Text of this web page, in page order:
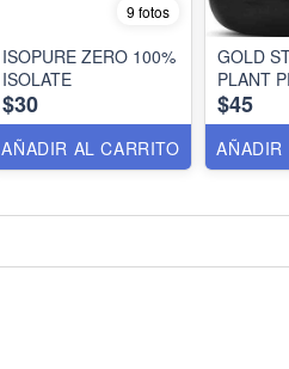
9 fotos
ISOPURE ZERO 100%
ISOLATE
$30
AÑADIR AL CARRITO
GOLD
PLANT
$45
AÑADIR